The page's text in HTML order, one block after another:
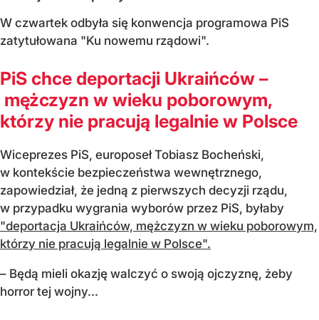
W czwartek odbyła się konwencja programowa PiS
zatytułowana "Ku nowemu rządowi".
PiS chce deportacji Ukraińców –
mężczyzn w wieku poborowym,
którzy nie pracują legalnie w Polsce
Wiceprezes PiS, europoseł Tobiasz Bocheński,
w kontekście bezpieczeństwa wewnętrznego,
zapowiedział, że jedną z pierwszych decyzji rządu,
w przypadku wygrania wyborów przez PiS, byłaby
"deportacja Ukraińców, mężczyzn w wieku poborowym,
którzy nie pracują legalnie w Polsce".
– Będą mieli okazję walczyć o swoją ojczyznę, żeby
horror tej wojny...